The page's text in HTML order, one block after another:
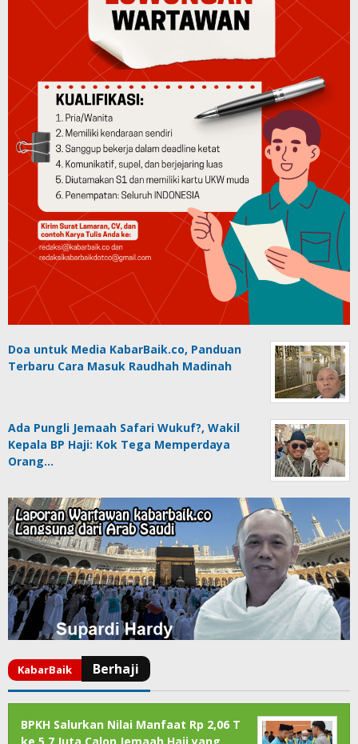
Doa untuk Media KabarBaik.co, Panduan
Terbaru Cara Masuk Raudhah Madinah
Ada Pungli Jemaah Safari Wukuf?, Wakil
Kepala BP Haji: Kok Tega Memperdaya
Orang…
BPKH Salurkan Nilai Manfaat Rp 2,06 T